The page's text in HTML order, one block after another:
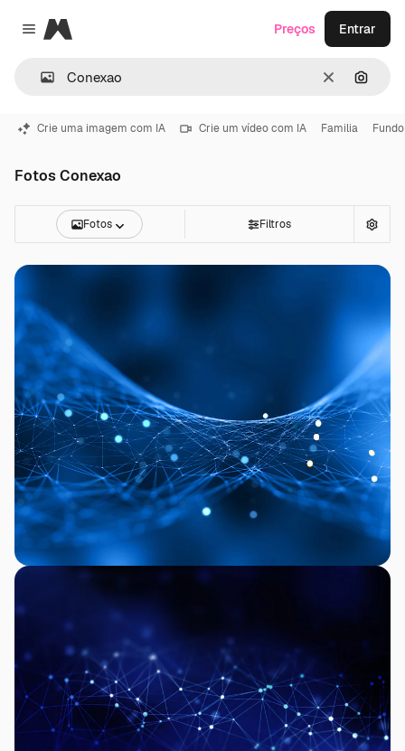
Close menu
Magnific
Limpar
Preços Entrar
Crie uma imagem com IA Crie um vídeo com IA Familia Fundo
Fotos Conexao
Fotos Filtros